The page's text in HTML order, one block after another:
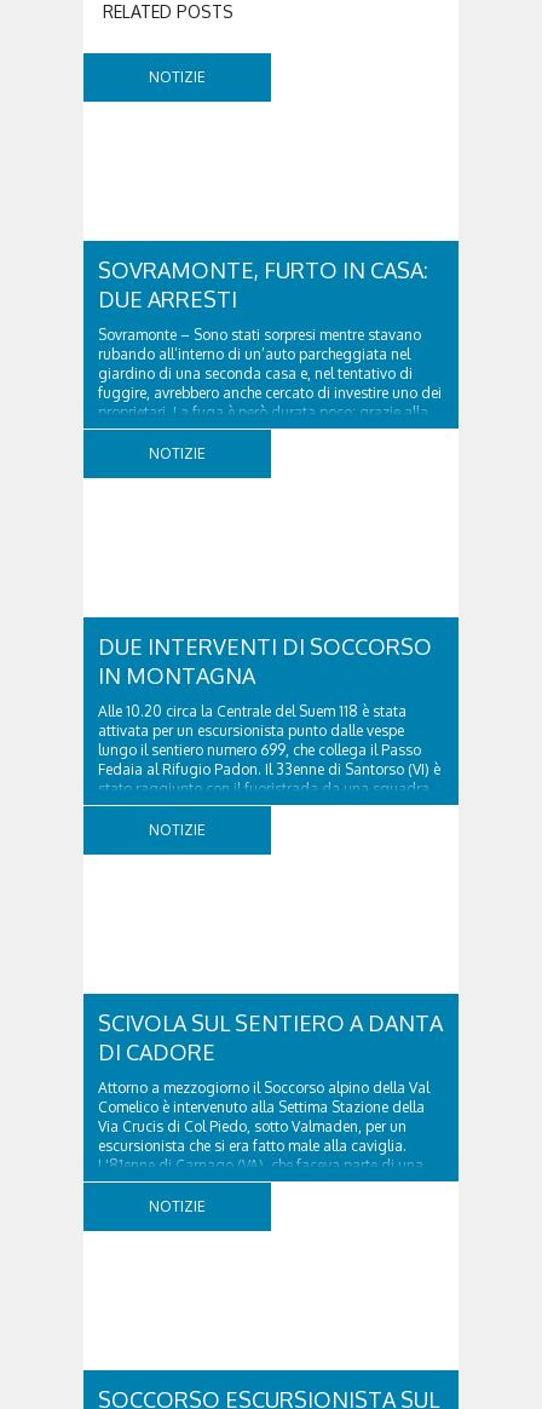
RELATED POSTS
NOTIZIE
SOVRAMONTE, FURTO IN CASA:
DUE ARRESTI
Sovramonte – Sono stati sorpresi mentre stavano
rubando all’interno di un’auto parcheggiata nel
giardino di una seconda casa e, nel tentativo di
fuggire, avrebbero anche cercato di investire uno dei
proprietari. La fuga è però durata poco: grazie alla
tempestiva chiamata al 112 e all’intervento...
NOTIZIE
DUE INTERVENTI DI SOCCORSO
IN MONTAGNA
Alle 10.20 circa la Centrale del Suem 118 è stata
attivata per un escursionista punto dalle vespe
lungo il sentiero numero 699, che collega il Passo
Fedaia al Rifugio Padon. Il 33enne di Santorso (VI) è
stato raggiunto con il fuoristrada da una squadra
del Soccorso alpino della Val Pettorina...
NOTIZIE
SCIVOLA SUL SENTIERO A DANTA
DI CADORE
Attorno a mezzogiorno il Soccorso alpino della Val
Comelico è intervenuto alla Settima Stazione della
Via Crucis di Col Piedo, sotto Valmaden, per un
escursionista che si era fatto male alla caviglia.
L'81enne di Carnago (VA), che faceva parte di una
comitiva e aveva riportato un trauma...
NOTIZIE
SOCCORSO ESCURSIONISTA SUL